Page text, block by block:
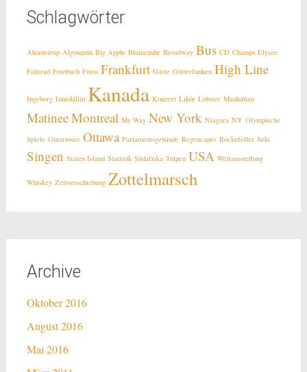
Schlagwörter
Ahornsirup Algonquin Big Apple Blumenuhr Broadway Bus CD Champs Elysee
Fahrrad Fotobuch Fotos Frankfurt Gäste Götterfunken High Line
Ingeborg Inniskillin Kanada Konzert Likör Lobster Manhattan
MatineeMontreal My Way New York Niagara NY Olympische
Spiele Ontariosee Ottawa Parlamentsgebäude Regencapes Rockefeller Sekt
Singen Staten Island Statistik Südafrika Tulpen USA Weltausstellung
Whiskey Zeitverschiebung Zottelmarsch
Archive
Oktober 2016
August 2016
Mai 2016